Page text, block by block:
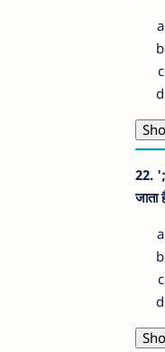
22.
जाता